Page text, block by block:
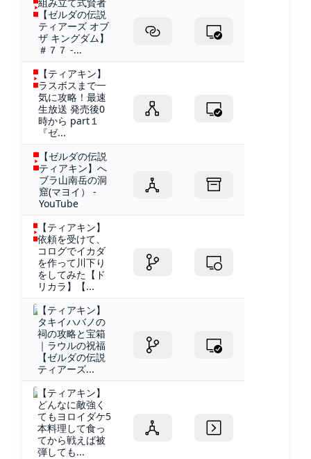
【ゼルダの伝説
ティアーズ オブ
ザ キングダム】
＃７７ -...
【ティアキン】
ラスボスまで一
気に攻略！最速
生放送 発売後0
時から part１
『ゼ...
【ゼルダの伝説
ティアキン】へ
ブラ山南岳の洞
窟(マヨイ） -
YouTube
【ティアキン】
依頼を受けて、
コログでイカダ
を作って川下り
をしてみた【ド
リカラ】【...
【ティアキン】
タキイハバノの
祠の攻略と宝箱
｜ラウルの祝福
【ゼルダの伝説
ティアーズ...
【ティアキン】
どんなに敵強く
てもヨロイダケ5
本料理して食っ
てから戦えば被
弾しても...